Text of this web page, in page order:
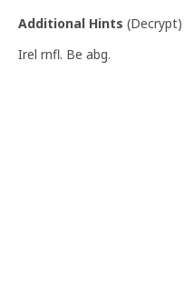
Additional Hints (Decrypt)
Irel rnfl. Be abg.